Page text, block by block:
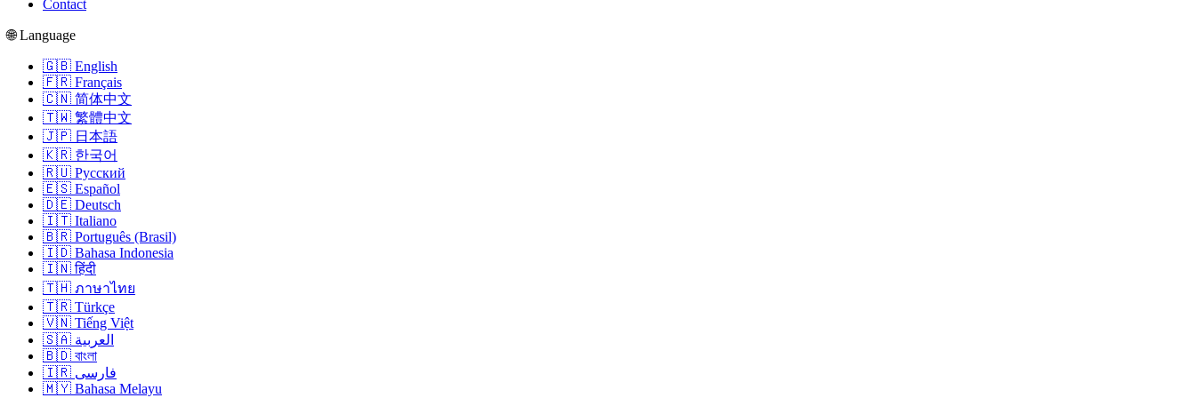
Contact
🌐 Language
🇬🇧 English
🇫🇷 Français
🇨🇳 简体中文
🇹🇼 繁體中文
🇯🇵 日本語
🇰🇷 한국어
🇷🇺 Русский
🇪🇸 Español
🇩🇪 Deutsch
🇮🇹 Italiano
🇧🇷 Português (Brasil)
🇮🇩 Bahasa Indonesia
🇮🇳 हिंदी
🇹🇭 ภาษาไทย
🇹🇷 Türkçe
🇻🇳 Tiếng Việt
🇸🇦 العربية
🇧🇩 বাংলা
🇮🇷 فارسی
🇲🇾 Bahasa Melayu